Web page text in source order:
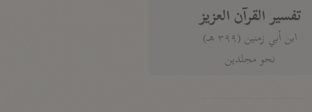
تفسير القرآن العزيز
ابن أبي زمنين (٣٩٩ هـ)
نحو مجلدين